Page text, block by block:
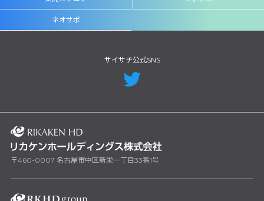
ネオサポ
サイサチ公式SNS
〒460-0007 名古屋市中区新栄一丁目33番1号